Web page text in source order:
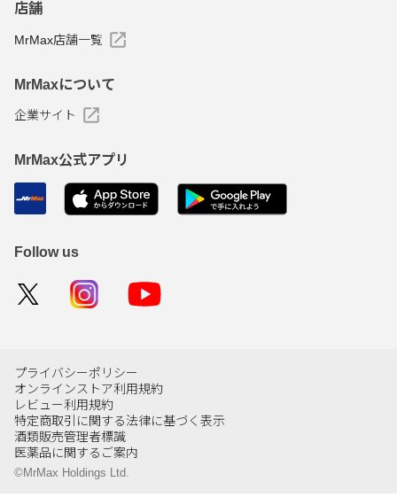
店舗
MrMax店舗一覧
MrMaxについて
企業サイト
MrMax公式アプリ
Follow us
プライバシーポリシー
オンラインストア利用規約
レビュー利用規約
特定商取引に関する法律に基づく表示
酒類販売管理者標識
医薬品に関するご案内
©MrMax Holdings Ltd.